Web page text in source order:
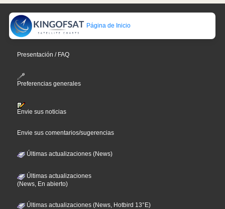
Página de Inicio
Presentación / FAQ
Preferencias generales
Envie sus noticias
Envie sus comentarios/sugerencias
Últimas actualizaciones (News)
Últimas actualizaciones
(News, En abierto)
Últimas actualizaciones (News, Hotbird 13°E)